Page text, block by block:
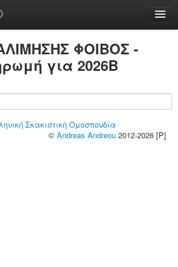
ΦΟΙΒΟΣ -
για 2026B
Σκακιστική Ομοσπονδία
© Andreas Andreou 2012-2026 [P]